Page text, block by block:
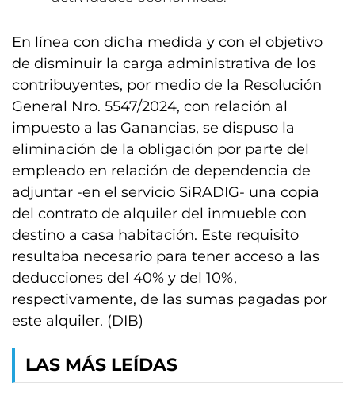
En línea con dicha medida y con el objetivo
de disminuir la carga administrativa de los
contribuyentes, por medio de la Resolución
General Nro. 5547/2024, con relación al
impuesto a las Ganancias, se dispuso la
eliminación de la obligación por parte del
empleado en relación de dependencia de
adjuntar -en el servicio SiRADIG- una copia
del contrato de alquiler del inmueble con
destino a casa habitación. Este requisito
resultaba necesario para tener acceso a las
deducciones del 40% y del 10%,
respectivamente, de las sumas pagadas por
este alquiler. (DIB)
LAS MÁS LEÍDAS